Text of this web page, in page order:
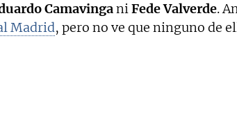
CamavinganiFede Valverde.
Madrid, pero no ve que ninguno de